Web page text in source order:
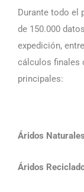
Durante todo el
de 150.000
expedición,
cálculos finales
principales:
Áridos
Áridos